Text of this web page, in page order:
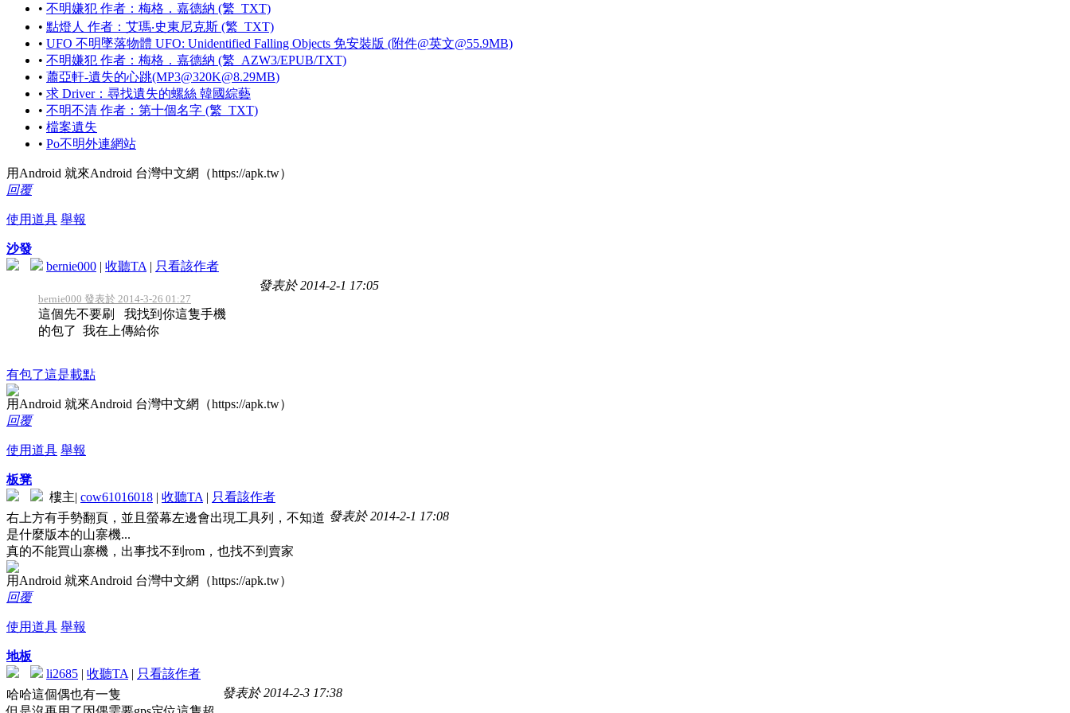
• 不明嫌犯 作者：梅格．嘉德納 (繁_TXT)
• 點燈人 作者：艾瑪‧史東尼克斯 (繁_TXT)
• UFO 不明墜落物體 UFO: Unidentified Falling Objects 免安裝版 (附件@英文@55.9MB)
• 不明嫌犯 作者：梅格．嘉德納 (繁_AZW3/EPUB/TXT)
• 蕭亞軒-遺失的心跳(MP3@320K@8.29MB)
• 求 Driver：尋找遺失的螺絲 韓國綜藝
• 不明不清 作者：第十個名字 (繁_TXT)
• 檔案遺失
• Po不明外連網站
用Android 就來Android 台灣中文網（https://apk.tw）
回覆
使用道具 舉報
沙發
bernie000 | 收聽TA | 只看該作者
發表於 2014-2-1 17:05
bernie000 發表於 2014-3-26 01:27
這個先不要刷 我找到你這隻手機
的包了 我在上傳給你
有包了這是載點
用Android 就來Android 台灣中文網（https://apk.tw）
回覆
使用道具 舉報
板凳
樓主| cow61016018 | 收聽TA | 只看該作者
發表於 2014-2-1 17:08
右上方有手勢翻頁，並且螢幕左邊會出現工具列，不知道
是什麼版本的山寨機...
真的不能買山寨機，出事找不到rom，也找不到賣家
用Android 就來Android 台灣中文網（https://apk.tw）
回覆
使用道具 舉報
地板
li2685 | 收聽TA | 只看該作者
發表於 2014-2-3 17:38
哈哈這個偶也有一隻